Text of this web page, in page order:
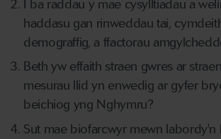
I ba raddau y mae cysylltiadau a
haddasu gan rinweddau tai,
demograffig, a ffactorau
Beth yw effaith straen gwres ar
mesurau llid yn enwedig ar gyfer
beichiog yng Nghymru?
Sut mae biofarcwyr mewn labordy'n